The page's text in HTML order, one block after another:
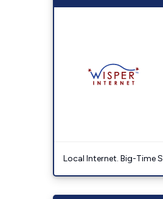
Local Internet. Big-Time